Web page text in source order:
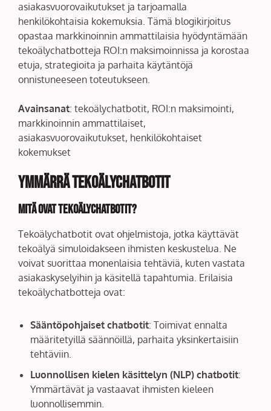
asiakasvuorovaikutukset ja tarjoamalla
henkilökohtaisia kokemuksia. Tämä blogikirjoitus
opastaa markkinoinnin ammattilaisia hyödyntämään
tekoälychatbotteja ROI:n maksimoinnissa ja korostaa
etuja, strategioita ja parhaita käytäntöjä
onnistuneeseen toteutukseen.
Avainsanat: tekoälychatbotit, ROI:n maksimointi,
markkinoinnin ammattilaiset,
asiakasvuorovaikutukset, henkilökohtaiset
kokemukset
Ymmärrä tekoälychatbotit
Mitä ovat tekoälychatbotit?
Tekoälychatbotit ovat ohjelmistoja, jotka käyttävät
tekoälyä simuloidakseen ihmisten keskustelua. Ne
voivat suorittaa monenlaisia tehtäviä, kuten vastata
asiakaskyselyihin ja käsitellä tapahtumia. Erilaisia
tekoälychatbotteja ovat:
Sääntöpohjaiset chatbotit: Toimivat ennalta
määritetyillä säännöillä, parhaita yksinkertaisiin
tehtäviin.
Luonnollisen kielen käsittelyn (NLP) chatbotit:
Ymmärtävät ja vastaavat ihmisten kieleen
luonnollisemmin.